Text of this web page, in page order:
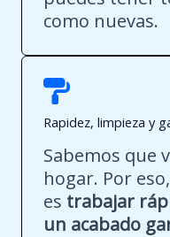
como nuevas.
Rapidez, limpieza y
Sabemos que
hogar. Por
es trabajar
un acabado